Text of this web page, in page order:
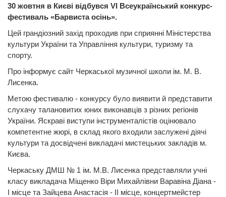
30 жовтня в Києві відбувся VI Всеукраїнський конкурс-
фестиваль «Барвиста осінь».
Цей грандіозний захід проходив при сприянні Міністерства
культури України та Управління культури, туризму та
спорту.
Про інформує сайт Черкаської музичної школи ім. М. В.
Лисенка.
Метою фестивалю - конкурсу було виявити й представити
слухачу талановитих юних виконавців з різних регіонів
України. Яскраві виступи інструменталістів оцінювало
компетентне жюрі, в склад якого входили заслужені діячі
культури та досвідчені викладачі мистецьких закладів м.
Києва.
Черкаську ДМШ № 1 ім. М.В. Лисенка представляли учні
класу викладача Міщенко Віри Михайлівни Варавіна Діана -
I місце та Зайцева Анастасія - II місце, концертмейстер